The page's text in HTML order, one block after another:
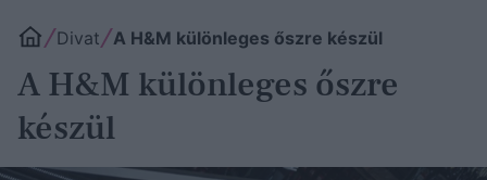
Divat A H&M különleges őszre készül
A H&M különleges őszre
készül